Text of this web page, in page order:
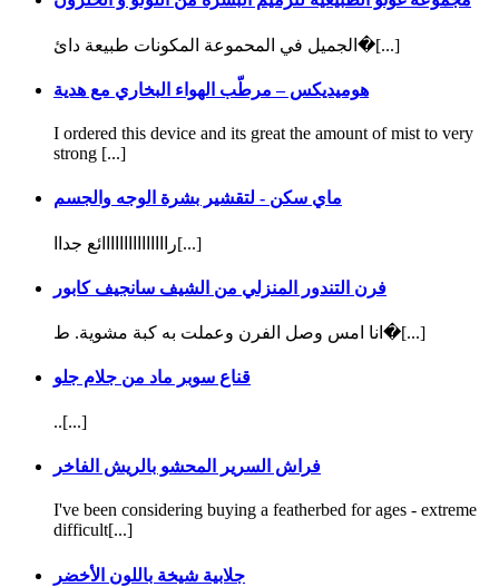
الجميل في المحموعة المكونات طبيعة دائ�[...]
هوميديكس – مرطّب الهواء البخاري مع هدية
I ordered this device and its great the amount of mist to very
strong [...]
ماي سكن - لتقشير بشرة الوجه والجسم
رااااااااااااااائع جداا[...]
فرن التندور المنزلي من الشيف سانجيف كابور
انا امس وصل الفرن وعملت به كبة مشوية. ط�[...]
قناع سوبر ماد من جلام جلو
..[...]
فراش السرير المحشو بالريش الفاخر
I've been considering buying a featherbed for ages - extreme
difficult[...]
جلابية شيخة باللون الأخضر